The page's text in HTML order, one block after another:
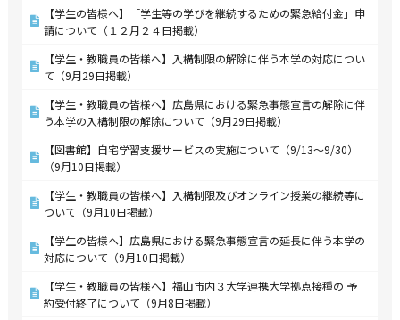
【学生の皆様へ】「学生等の学びを継続するための緊急給付金」申
請について（１２月２４日掲載）
【学生・教職員の皆様へ】入構制限の解除に伴う本学の対応につい
て（9月29日掲載）
【学生・教職員の皆様へ】広島県における緊急事態宣言の解除に伴
う本学の入構制限の解除について（9月29日掲載）
【図書館】自宅学習支援サービスの実施について（9/13～9/30）
（9月10日掲載）
【学生・教職員の皆様へ】入構制限及びオンライン授業の継続等に
ついて（9月10日掲載）
【学生の皆様へ】広島県における緊急事態宣言の延長に伴う本学の
対応について（9月10日掲載）
【学生・教職員の皆様へ】福山市内３大学連携大学拠点接種の 予
約受付終了について（9月8日掲載）